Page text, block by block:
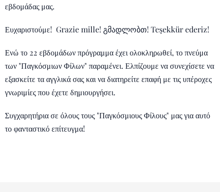
εβδομάδας μας.
Ευχαριστούμε! Grazie mille! გმადლობთ! Teşekkür ederiz!
Ενώ το 22 εβδομάδων πρόγραμμα έχει ολοκληρωθεί, το πνεύμα
των "Παγκόσμιων Φίλων" παραμένει. Ελπίζουμε να συνεχίσετε να
εξασκείτε τα αγγλικά σας και να διατηρείτε επαφή με τις υπέροχες
γνωριμίες που έχετε δημιουργήσει.
Συγχαρητήρια σε όλους τους "Παγκόσμιους Φίλους" μας για αυτό
το φανταστικό επίτευγμα!